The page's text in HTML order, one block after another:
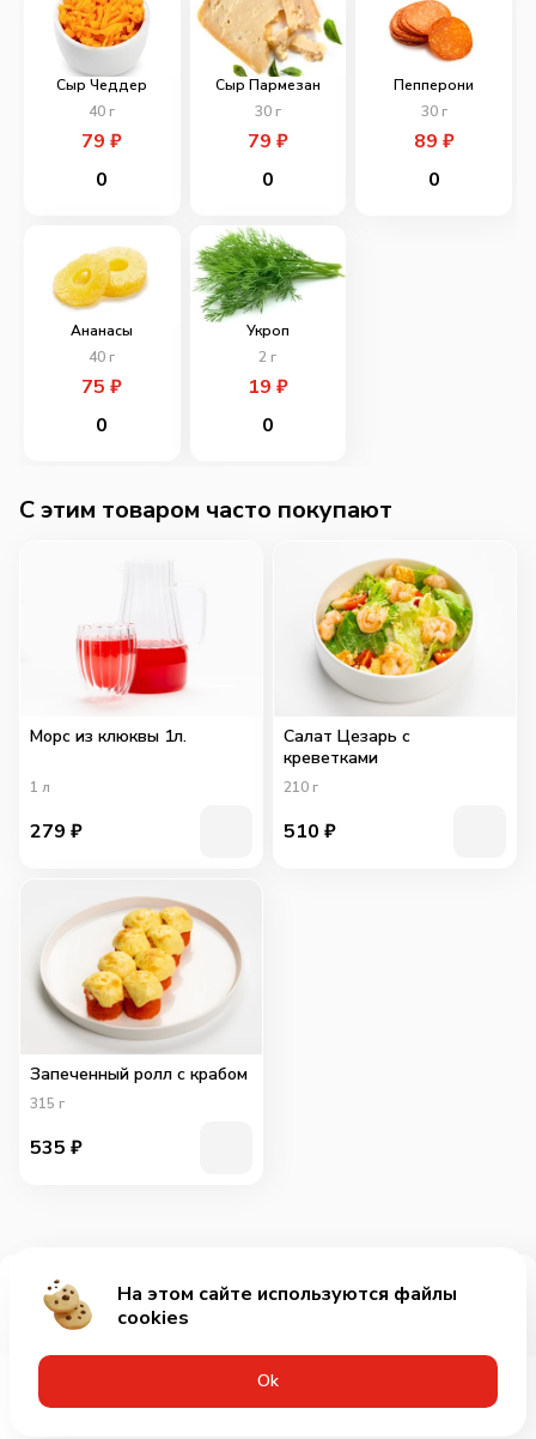
Сыр Чеддер
40 г
79₽
0
Сыр Пармезан
30г
79 ₽
0
Пепперони
30г
89 ₽
0
Ананасы
40 г
75₽
0
Укроп
2 г
19 ₽
0
Добавить за 759₽
C этим товаром часто покупают
Морс из клюквы 1л.
1 л
279 ₽
Салат Цезарь с
креветками
210 г
510 ₽
Запеченный ролл с крабом
315 г
535 ₽
На этом сайте используются файлы
cookies
Оk